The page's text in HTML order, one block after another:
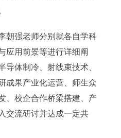
朝强老师分别就各自学科
应用前景等进行详细阐
导体制冷、射线束技术、
成果产业化运营、师生众
、校企合作桥梁搭建、产
交流研讨并达成一定共